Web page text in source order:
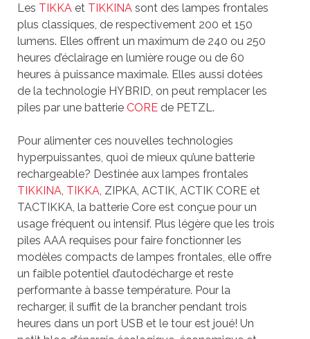
Les TIKKAet TIKKINAsont des lampes frontales
plus classiques, de respectivement 200 et 150
lumens. Elles offrent un maximum de 240 ou 250
heures d’éclairage en lumière rouge ou de 60
heures à puissance maximale. Elles aussi dotées
de la technologie HYBRID, on peut remplacer les
piles par une batterie COREde PETZL.
Pour alimenter ces nouvelles technologies
hyperpuissantes, quoi de mieux qu’une batterie
rechargeable? Destinée aux lampes frontales
TIKKINA, TIKKA, ZIPKA, ACTIK, ACTIK CORE et
TACTIKKA, la batterie Core est conçue pour un
usage fréquent ou intensif. Plus légère que les trois
piles AAA requises pour faire fonctionner les
modèles compacts de lampes frontales, elle offre
un faible potentiel d’autodécharge et reste
performante à basse température. Pour la
recharger, il suffit de la brancher pendant trois
heures dans un port USB et le tour est joué! Un